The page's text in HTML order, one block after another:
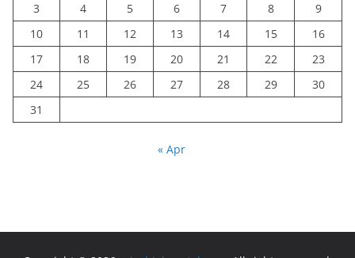
3
4 5 6 7 8
9
10
11 12 13 14 15
16
17
18 19 20 21 22
23
24
25 26 27 28 29
30
31
« Apr